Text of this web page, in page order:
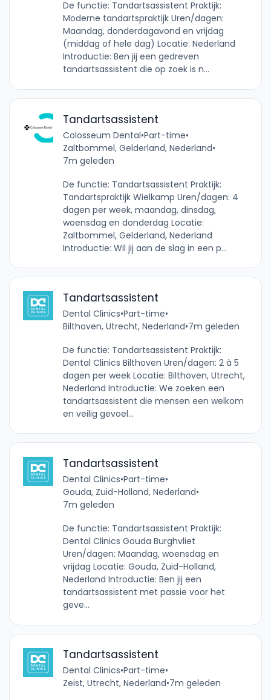
De functie: Tandartsassistent Praktijk:
Moderne tandartspraktijk Uren/dagen:
Maandag, donderdagavond en vrijdag
(middag of hele dag) Locatie: Nederland
Introductie: Ben jij een gedreven
tandartsassistent die op zoek is n...
Tandartsassistent
Colosseum Dental•Part-time•
Zaltbommel, Gelderland, Nederland•
7m geleden
De functie: Tandartsassistent Praktijk:
Tandartspraktijk Wielkamp Uren/dagen: 4
dagen per week, maandag, dinsdag,
woensdag en donderdag Locatie:
Zaltbommel, Gelderland, Nederland
Introductie: Wil jij aan de slag in een p...
Tandartsassistent
Dental Clinics•Part-time•
Bilthoven, Utrecht, Nederland•7m geleden
De functie: Tandartsassistent Praktijk:
Dental Clinics Bilthoven Uren/dagen: 2 à 5
dagen per week Locatie: Bilthoven, Utrecht,
Nederland Introductie: We zoeken een
tandartsassistent die mensen een welkom
en veilig gevoel...
Tandartsassistent
Dental Clinics•Part-time•
Gouda, Zuid-Holland, Nederland•
7m geleden
De functie: Tandartsassistent Praktijk:
Dental Clinics Gouda Burghvliet
Uren/dagen: Maandag, woensdag en
vrijdag Locatie: Gouda, Zuid-Holland,
Nederland Introductie: Ben jij een
tandartsassistent met passie voor het
geve...
Tandartsassistent
Dental Clinics•Part-time•
Zeist, Utrecht, Nederland•7m geleden